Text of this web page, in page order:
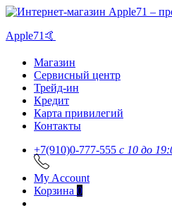
Apple71🤙
Магазин
Сервисный центр
Трейд-ин
Кредит
Карта привилегий
Контакты
+7(910)0-777-555 c 10 до
My Account
Корзина 0